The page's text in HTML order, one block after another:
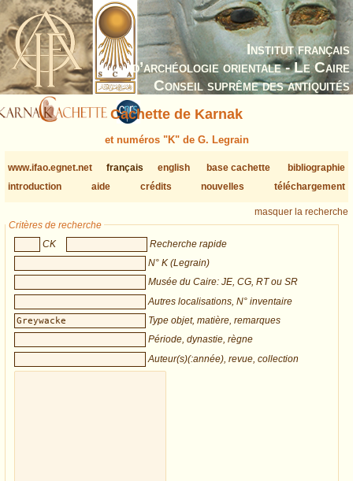
Institut français
d’archéologie orientale - Le Caire
Conseil suprême des antiquités
Cachette de Karnak
et numéros "K" de G. Legrain
www.ifao.egnet.net français english base cachette
bibliographie
introduction
aide crédits nouvelles téléchargement
masquer la recherche
Critères de recherche
CK
Recherche rapide
N° K (Legrain)
Musée du Caire: JE, CG, RT ou SR
Autres localisations, N° inventaire
Type objet, matière, remarques
Période, dynastie, règne
Auteur(s)(:année), revue, collection